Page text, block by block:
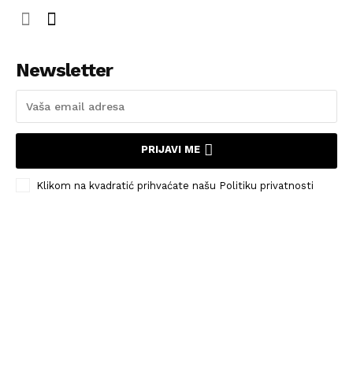
Newsletter
PRIJAVI ME
Klikom na kvadratić prihvaćate našu Politiku privatnosti